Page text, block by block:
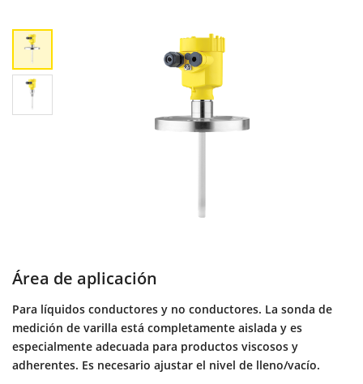
Área de aplicación
Para líquidos conductores y no conductores. La sonda de
medición de varilla está completamente aislada y es
especialmente adecuada para productos viscosos y
adherentes. Es necesario ajustar el nivel de lleno/vacío.